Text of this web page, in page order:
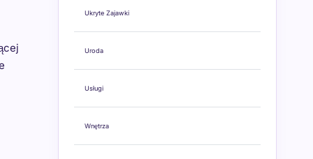
Ukryte Zajawki
Uroda
Usługi
Wnętrza